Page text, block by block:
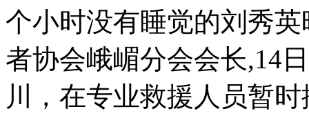
个小时没有睡觉的刘秀
者协会峨嵋分会会长,14
川，在专业救援人员暂